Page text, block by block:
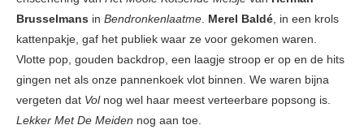
Brusselmans in Bendronkenlaatme Merel Baldé , in een krols
kattenpakje, gaf het publiek waar ze voor gekomen waren.
Vlotte pop, gouden backdrop, een laagje stroop er op en de hits
gingen net als onze pannenkoek vlot binnen. We waren bijna
vergeten dat Vol nog wel haar meest verteerbare popsong is.
Lekker Met De Meiden nog aan toe.